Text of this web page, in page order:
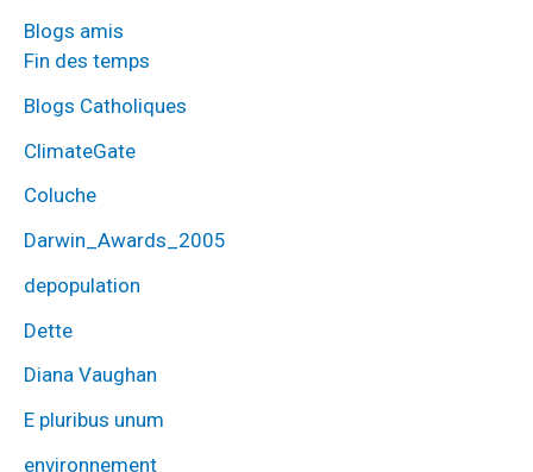
Blogs amis
Fin des temps
Blogs Catholiques
ClimateGate
Coluche
Darwin_Awards_2005
depopulation
Dette
Diana Vaughan
E pluribus unum
environnement